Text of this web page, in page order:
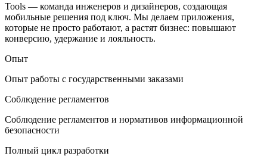
Tools — команда инженеров и дизайнеров, создающая
мобильные решения под ключ. Мы делаем приложения,
которые не просто работают, а растят бизнес: повышают
конверсию, удержание и лояльность.
Опыт
Опыт работы с государственными заказами
Соблюдение регламентов
Соблюдение регламентов и нормативов информационной
безопасности
Полный цикл разработки